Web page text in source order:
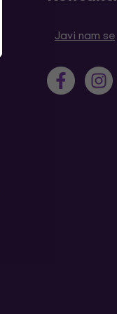
Javi nam se